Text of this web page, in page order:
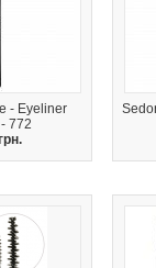
- Eyeliner
772